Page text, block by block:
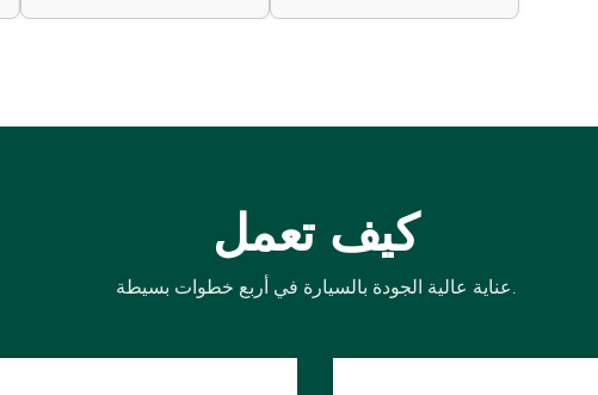
كيف تعمل
عناية عالية الجودة بالسيارة في أربع خطوات بسيطة.